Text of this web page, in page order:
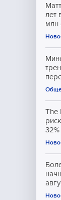
лет
млн
The
32%